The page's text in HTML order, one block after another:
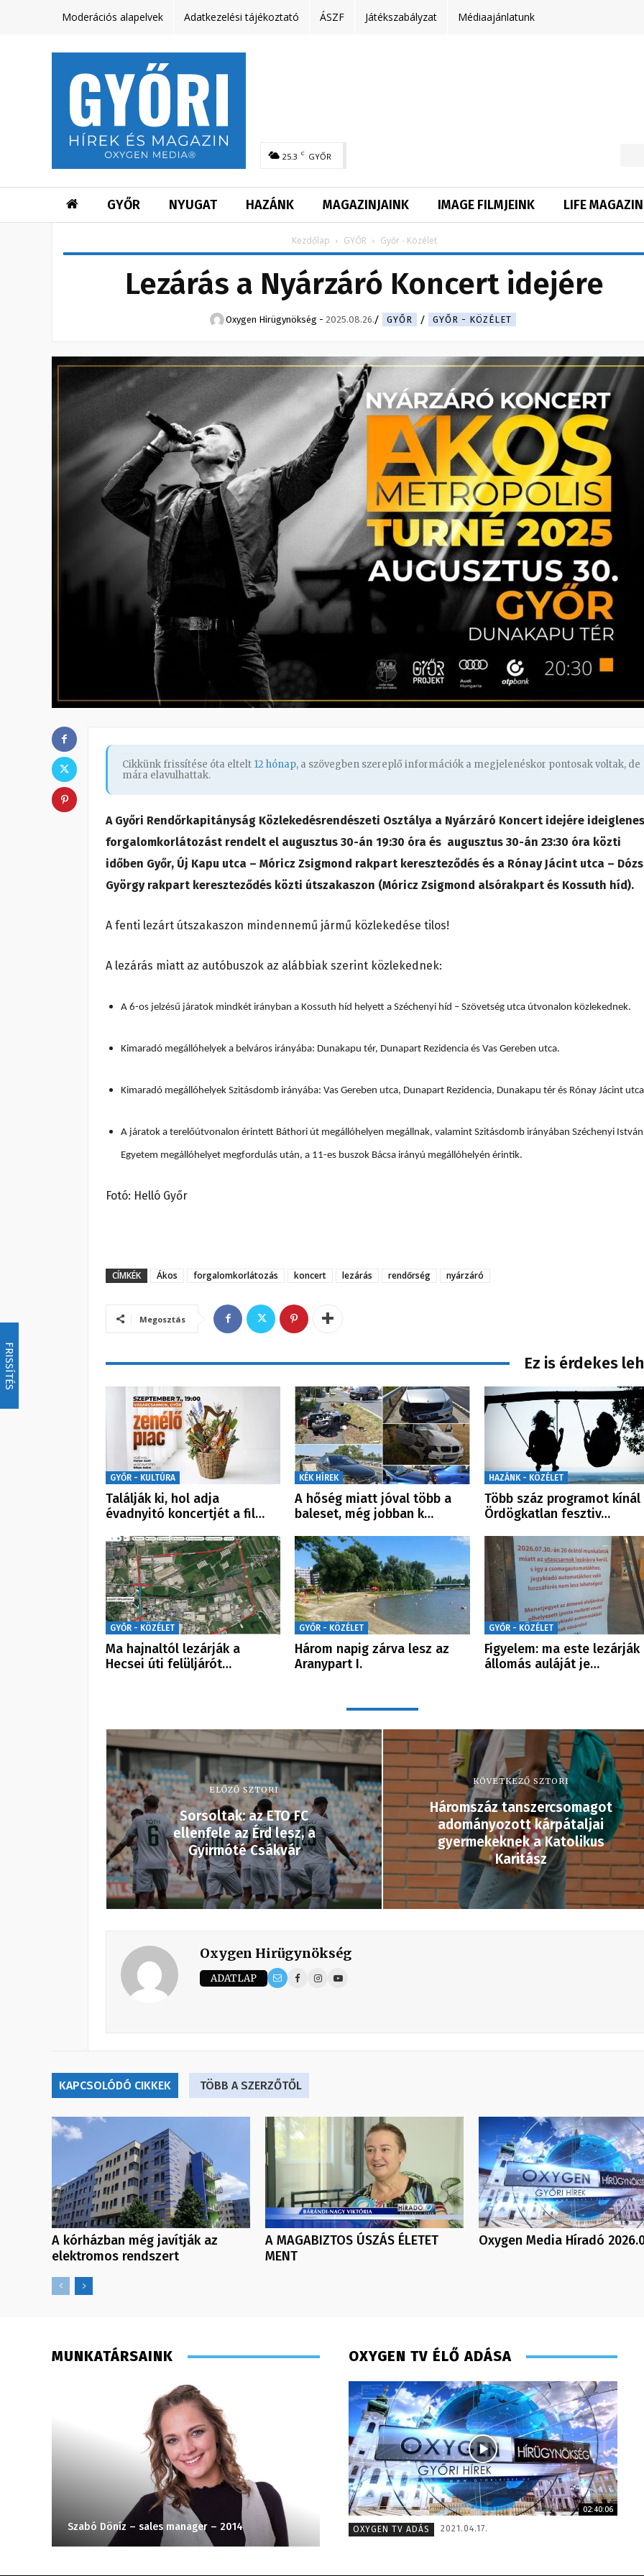
FRISSÍTÉS
Moderációs alapelvek Adatkezelési tájékoztató ÁSZF Játékszabályzat Médiaajánlatunk
25.3 C GYŐR
GYŐR NYUGAT HAZÁNK MAGAZINJAINK IMAGE FILMJEINK LIFE MAGAZIN
Kezdőlap GYŐR Győr - Közélet
Lezárás a Nyárzáró Koncert idejére
Oxygen Hirügynökség - 2025.08.26. GYŐR GYŐR - KÖZÉLET
Cikkünk frissítése óta eltelt 12 hónap, a szövegben szereplő információk a megjelenéskor pontosak voltak, de
mára elavulhattak.
A Győri Rendőrkapitányság Közlekedésrendészeti Osztálya a Nyárzáró Koncert idejére ideiglenes
forgalomkorlátozást rendelt el augusztus 30-án 19:30 óra és augusztus 30-án 23:30 óra közti
időben Győr, Új Kapu utca – Móricz Zsigmond rakpart kereszteződés és a Rónay Jácint utca –
György rakpart kereszteződés közti útszakaszon (Móricz Zsigmond alsórakpart és Kossuth híd).
A fenti lezárt útszakaszon mindennemű jármű közlekedése tilos!
A lezárás miatt az autóbuszok az alábbiak szerint közlekednek:
A 6-os jelzésű járatok mindkét irányban a Kossuth híd helyett a Széchenyi híd – Szövetség utca útvonalon közlekednek.
Kimaradó megállóhelyek a belváros irányába: Dunakapu tér, Dunapart Rezidencia és Vas Gereben utca.
Kimaradó megállóhelyek Szitásdomb irányába: Vas Gereben utca, Dunapart Rezidencia, Dunakapu tér és Rónay Jácint utca
A járatok a terelőútvonalon érintett Báthori út megállóhelyen megállnak, valamint Szitásdomb irányában Széchenyi István
Egyetem megállóhelyet megfordulás után, a 11-es buszok Bácsa irányú megállóhelyén érintik.
Fotó: Helló Győr
CÍMKÉK Ákos forgalomkorlátozás koncert lezárás rendőrség nyárzáró
Megosztás
Ez is érdekes
GYŐR - KULTÚRA
Találják ki, hol adja
évadnyitó koncertjét a fil…
KÉK HÍREK
A hőség miatt jóval több a
baleset, még jobban k…
HAZÁNK - KÖZÉLET
Több száz programot kínál
Ördögkatlan fesztiv…
GYŐR - KÖZÉLET
Ma hajnaltól lezárják a
Hecsei úti felüljárót…
GYŐR - KÖZÉLET
Három napig zárva lesz az
Aranypart I.
GYŐR - KÖZÉLET
Figyelem: ma este lezárják
állomás auláját je…
ELŐZŐ SZTORI
Sorsoltak: az ETO FC
ellenfele az Érd lesz, a
Gyirmóté Csákvár
KÖVETKEZŐ SZTORI
Háromszáz tanszercsomagot
adományozott kárpátaljai
gyermekeknek a Katolikus
Karitász
Oxygen Hirügynökség
ADATLAP
KAPCSOLÓDÓ CIKKEK TÖBB A SZERZŐTŐL
A kórházban még javítják az
elektromos rendszert
A MAGABIZTOS ÚSZÁS ÉLETET
MENT
Oxygen Media Híradó
MUNKATÁRSAINK
Szabó Döníz – sales manager – 2014 Süli Gabriella – sales manager – 2013
OXYGEN TV ÉLŐ ADÁSA
02:40:06
OXYGEN TV ADÁS
2021.04.17.